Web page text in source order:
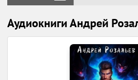
Аудиокниги Андрей